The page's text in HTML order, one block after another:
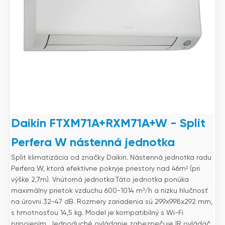
Daikin FTXM71A+RXM71A+W - Split
Perfera W nástenná jednotka
Split klimatizácia od značky Daikin. Nástenná jednotka radu
Perfera W, ktorá efektívne pokryje priestory nad 46m² (pri
výške 2,7m). Vnútorná jednotka:Táto jednotka ponúka
maximálny prietok vzduchu 600-1014 m³/h a nízku hlučnosť
na úrovni 32-47 dB. Rozmery zariadenia sú 299x998x292 mm,
s hmotnosťou 14,5 kg. Model je kompatibilný s Wi-Fi